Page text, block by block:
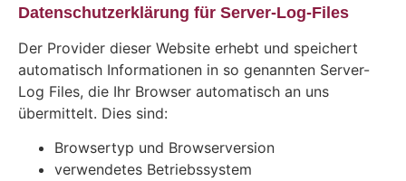
Datenschutzerklärung für Server-Log-Files
Der Provider dieser Website erhebt und speichert
automatisch Informationen in so genannten Server-
Log Files, die Ihr Browser automatisch an uns
übermittelt. Dies sind:
Browsertyp und Browserversion
verwendetes Betriebssystem